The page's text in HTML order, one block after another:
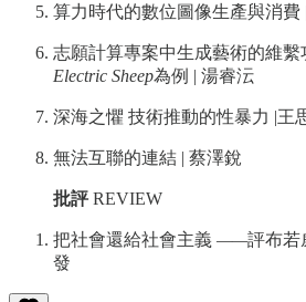
算力時代的數位圖像生產與消費
志願計算專案中生成藝術的維繫
Electric Sheep為例 | 湯睿沄
深海之懼 技術推動的性暴力 |王
無法互聯的連結 | 蔡澤銳
批評 REVIEW
把社會還給社會主義 ——評布若
發